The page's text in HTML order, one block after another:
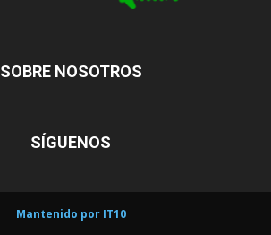
SOBRE NOSOTROS
SÍGUENOS
Mantenido por IT10